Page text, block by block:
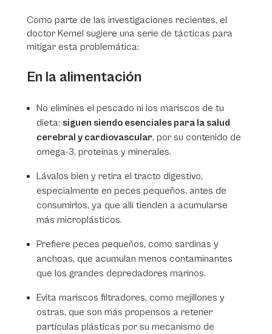
Como parte de las investigaciones recientes, el
doctor Kemel sugiere una serie de tácticas para
mitigar esta problemática:
En la alimentación
No elimines el pescado ni los mariscos de tu
dieta: siguen siendo esenciales para la salud
cerebral y cardiovascular, por su contenido de
omega-3, proteínas y minerales.
Lávalos bien y retira el tracto digestivo,
especialmente en peces pequeños, antes de
consumirlos, ya que allí tienden a acumularse
más microplásticos.
Prefiere peces pequeños, como sardinas y
anchoas, que acumulan menos contaminantes
que los grandes depredadores marinos.
Evita mariscos filtradores, como mejillones y
ostras, que son más propensos a retener
partículas plásticas por su mecanismo de